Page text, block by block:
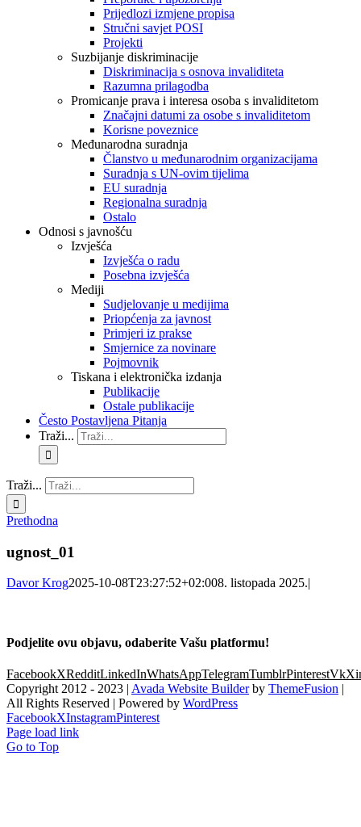
Prijedlozi izmjene propisa
Stručni savjet POSI
Projekti
Suzbijanje diskriminacije
Diskriminacija s osnova invaliditeta
Razumna prilagodba
Promicanje prava i interesa osoba s invaliditetom
Značajni datumi za osobe s invaliditetom
Korisne poveznice
Međunarodna suradnja
Članstvo u međunarodnim organizacijama
Suradnja s UN-ovim tijelima
EU suradnja
Regionalna suradnja
Ostalo
Odnosi s javnošću
Izvješća
Izvješća o radu
Posebna izvješća
Mediji
Sudjelovanje u medijima
Priopćenja za javnost
Primjeri iz prakse
Smjernice za novinare
Pojmovnik
Tiskana i elektronička izdanja
Publikacije
Ostale publikacije
Često Postavljena Pitanja
Traži...
Traži...
Prethodna
ugnost_01
Davor Krog2025-10-08T23:27:52+02:008. listopada 2025.|
Podjelite ovu objavu, odaberite Vašu platformu!
FacebookXRedditLinkedInWhatsAppTelegramTumblrPinterestVk
Copyright 2012 - 2023 | Avada Website Builderby ThemeFusion |
All Rights Reserved | Powered by WordPress
FacebookXInstagramPinterest
Page load link
Go to Top